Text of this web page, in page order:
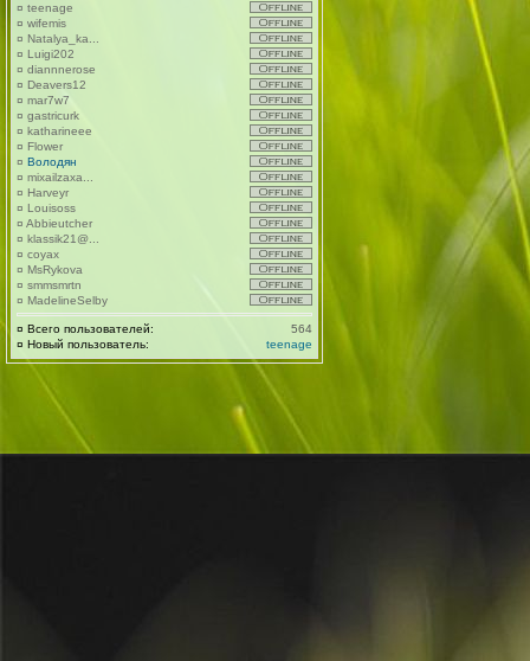
¤ teenage
¤ wifemis
¤ Natalya_ka...
¤ Luigi202
¤ diannnerose
¤ Deavers12
¤ mar7w7
¤ gastricurk
¤ katharineee
¤ Flower
¤ Володян
¤ mixailzaxa...
¤ Harveyr
¤ Louisoss
¤ Abbieutcher
¤ klassik21@...
¤ coyax
¤ MsRykova
¤ smmsmrtn
¤ MadelineSelby
¤ Всего пользователей:
564
¤ Новый пользователь: teenage